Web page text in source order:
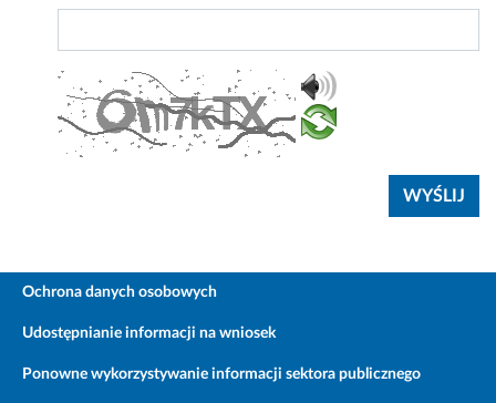
Ochrona danych osobowych
Udostępnianie informacji na wniosek
Ponowne wykorzystywanie informacji sektora publicznego